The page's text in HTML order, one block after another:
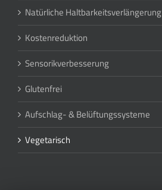
Natürliche Haltbarkeitsverlängerung
Kostenreduktion
Sensorikverbesserung
Glutenfrei
Aufschlag- & Belüftungssysteme
Vegetarisch